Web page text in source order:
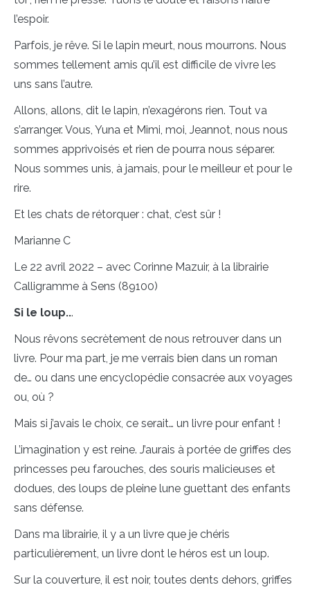
l’espoir.
Parfois, je rêve. Si le lapin meurt, nous mourrons. Nous
sommes tellement amis qu’il est difficile de vivre les
uns sans l’autre.
Allons, allons, dit le lapin, n’exagérons rien. Tout va
s’arranger. Vous, Yuna et Mimi, moi, Jeannot, nous nous
sommes apprivoisés et rien de pourra nous séparer.
Nous sommes unis, à jamais, pour le meilleur et pour le
rire.
Et les chats de rétorquer : chat, c’est sûr !
Marianne C
Le 22 avril 2022 – avec Corinne Mazuir, à la librairie
Calligramme à Sens (89100)
Si le loup...
Nous rêvons secrètement de nous retrouver dans un
livre. Pour ma part, je me verrais bien dans un roman
de… ou dans une encyclopédie consacrée aux voyages
ou, où ?
Mais si j’avais le choix, ce serait… un livre pour enfant !
L’imagination y est reine. J’aurais à portée de griffes des
princesses peu farouches, des souris malicieuses et
dodues, des loups de pleine lune guettant des enfants
sans défense.
Dans ma librairie, il y a un livre que je chéris
particulièrement, un livre dont le héros est un loup.
Sur la couverture, il est noir, toutes dents dehors, griffes